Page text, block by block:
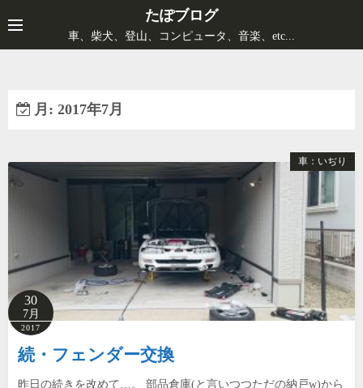
ン
テ
ッ
たぽブログ
車、柴犬、登山、コンピュータ、音楽、etc...
月: 2017年7月
車：いぢり
30
7月
2017
続・フェンダー交換
昨日の続きを改めて…。 部品倉庫(と言いつつただの納戸w)から